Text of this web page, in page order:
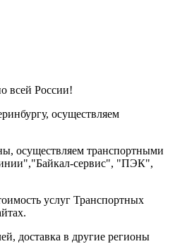
всей России!
осуществляем
осуществляем транспортными
сервис", "ПЭК",
услуг Транспортных
доставка в другие регионы